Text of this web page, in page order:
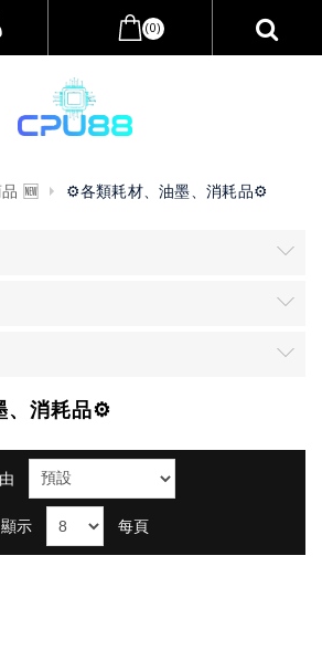
(0)
🆕 ⚙️各類耗材、油墨、消耗品⚙️
、消耗品⚙️
顯示 每頁